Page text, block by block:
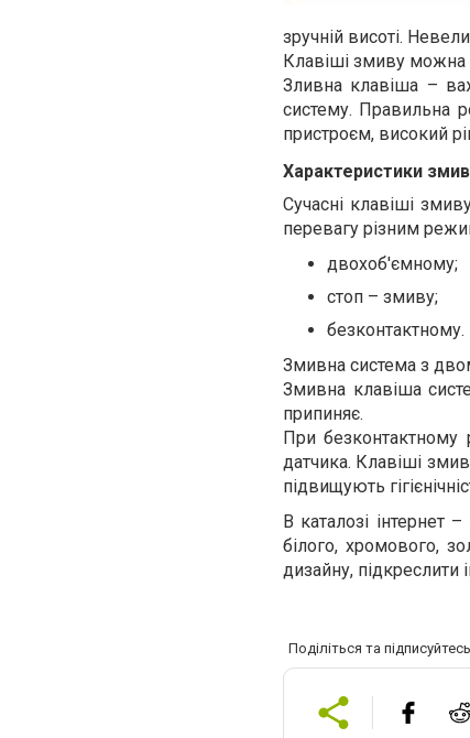
зручній висоті.
Клавіші змиву можна
Зливна клавіша –
систему. Правильна
пристроєм, високий
Характеристики
Сучасні клавіші
перевагу різним
двохоб'ємному;
стоп – змиву;
безконтактному.
Змивна система з
Змивна клавіша
припиняє.
При
датчика. Клавіші
підвищують
В каталозі
білого, хромового,
дизайну, підкреслити
Поділіться та